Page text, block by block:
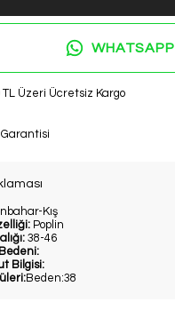
WHATSAPP
TL Üzeri Ücretsiz Kargo
Kış
Poplin
38-46
Bilgisi:
Beden:38